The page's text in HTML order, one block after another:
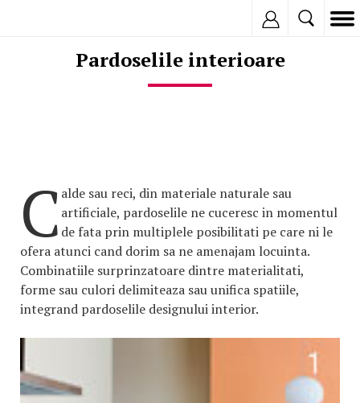
Pardoselile interioare
C alde sau reci, din materiale naturale sau
artificiale, pardoselile ne cuceresc in momentul
de fata prin multiplele posibilitati pe care ni le
ofera atunci cand dorim sa ne amenajam locuinta.
Combinatiile surprinzatoare dintre materialitati,
forme sau culori delimiteaza sau unifica spatiile,
integrand pardoselile designului interior.